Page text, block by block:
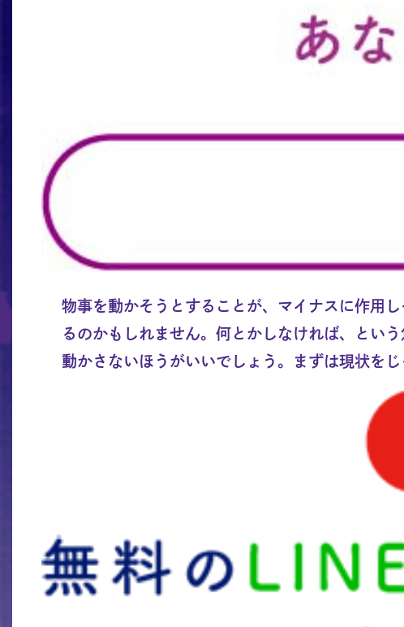
物事を動かそうとすることが、マイナスに作用
るのかもしれません。何とかしなければ、とい
動かさないほうがいいでしょう。まずは現状を